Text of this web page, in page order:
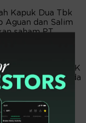
Kapuk Dua Tbk
Aguan dan Salim
saham PT
dengan nilai
saham CBDK
Mekar Jaya pada